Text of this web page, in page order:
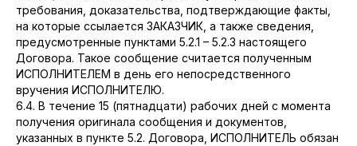
требования, доказательства, подтверждающие факты,
на которые ссылается ЗАКАЗЧИК, а также сведения,
предусмотренные пунктами 5.2.1 – 5.2.3 настоящего
Договора. Такое сообщение считается полученным
ИСПОЛНИТЕЛЕМ в день его непосредственного
вручения ИСПОЛНИТЕЛЮ.
6.4. В течение 15 (пятнадцати) рабочих дней с момента
получения оригинала сообщения и документов,
указанных в пункте 5.2. Договора, ИСПОЛНИТЕЛЬ обязан